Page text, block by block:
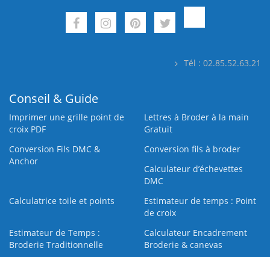
Tél : 02.85.52.63.21
Conseil & Guide
Imprimer une grille point de
croix PDF
Lettres à Broder à la main
Gratuit
Conversion Fils DMC &
Anchor
Conversion fils à broder
Calculateur d’échevettes
DMC
Calculatrice toile et points
Estimateur de temps : Point
de croix
Estimateur de Temps :
Broderie Traditionnelle
Calculateur Encadrement
Broderie & canevas